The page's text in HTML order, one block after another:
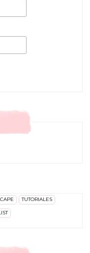
TUTORIALES